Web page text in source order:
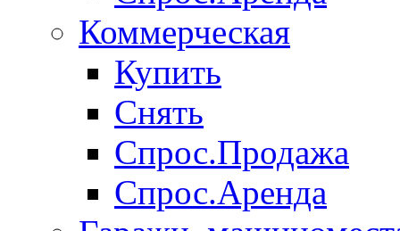
Коммерческая
Купить
Снять
Спрос.Продажа
Спрос.Аренда